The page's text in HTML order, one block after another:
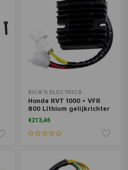
RICK'S ELECTRICS
Honda RVT 1000 + VFR
800 Lithium gelijkrichter
/ regelaar
€213,46